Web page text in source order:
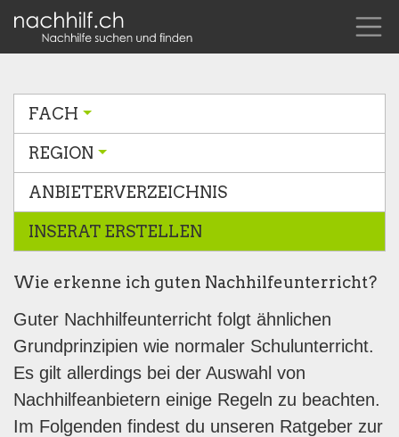
FACH
REGION
ANBIETERVERZEICHNIS
INSERAT ERSTELLEN
Wie erkenne ich guten Nachhilfeunterricht?
Guter Nachhilfeunterricht folgt ähnlichen
Grundprinzipien wie normaler Schulunterricht.
Es gilt allerdings bei der Auswahl von
Nachhilfeanbietern einige Regeln zu beachten.
Im Folgenden findest du unseren Ratgeber zur